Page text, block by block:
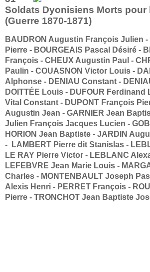
Soldats Dyonisiens Morts pour
(Guerre 1870-1871)
BAUDRON Augustin François Julien
Pierre - BOURGEAIS Pascal Désiré -
François - CHEUX Augustin Paul -
Paulin - COUASNON Victor Louis -
Alphonse - DENIAU Constant -
DOITTÉE Louis - DUFOUR Ferdinand
Vital Constant - DUPONT François
Augustin Jean - GARNIER Jean
Julien François Jacques Lucien -
HORION Jean Baptiste - JARDIN
- LAMBERT Pierre dit Stanislas -
LE RAY Pierre Victor - LEBLANC
LEFEBVRE Jean Marie Louis -
Charles - MONTENBAULT Joseph
Alexis Henri - PERRET François -
Pierre - TRONCHOT Jean Baptiste